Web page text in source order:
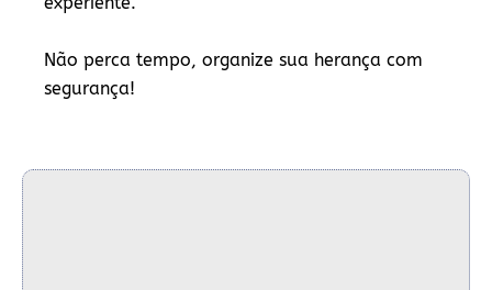
Não perca tempo, organize sua herança com
segurança!